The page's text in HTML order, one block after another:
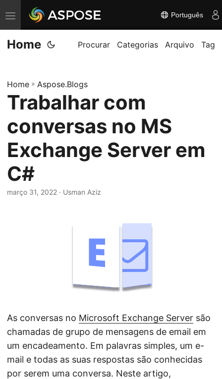
A
l
t
n
a
n
a
v
e
g
a
Português
Home Procurar Categorias Arquivo Tag
Home » Aspose.Blogs
Trabalhar com
conversas no MS
Exchange Server em
C#
março 31, 2022 · Usman Aziz
As conversas no Microsoft Exchange Server são
chamadas de grupo de mensagens de email em
um encadeamento. Em palavras simples, um e-
mail e todas as suas respostas são conhecidas
por serem uma conversa. Neste artigo,